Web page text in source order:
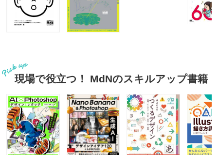
現場で役立つ！ MdNのスキルアップ書籍